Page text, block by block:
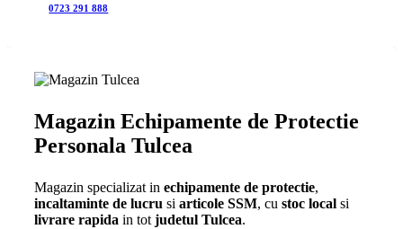
0723 291 888
Magazin Echipamente de Protectie
Personala Tulcea
Magazin specializat inechipamente de protectie,
incaltaminte de lucru siarticole SSM, cu stoc local si
livrare rapida in totjudetul Tulcea.